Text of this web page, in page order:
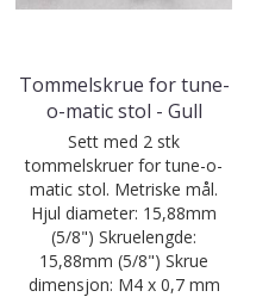
Tommelskrue for tune-
o-matic stol - Gull
Sett med 2 stk
tommelskruer for tune-o-
matic stol. Metriske mål.
Hjul diameter: 15,88mm
(5/8") Skruelengde:
15,88mm (5/8") Skrue
dimensjon: M4 x 0,7 mm